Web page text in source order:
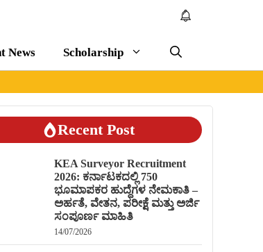
News Scholarship
Recent Post
KEA Surveyor Recruitment
2026: ಕರ್ನಾಟಕದಲ್ಲಿ 750
ಭೂಮಾಪಕರ ಹುದ್ದೆಗಳ ನೇಮಕಾತಿ –
ಅರ್ಹತೆ, ವೇತನ, ಪರೀಕ್ಷೆ ಮತ್ತು ಅರ್ಜಿ
ಸಂಪೂರ್ಣ ಮಾಹಿತಿ
14/07/2026